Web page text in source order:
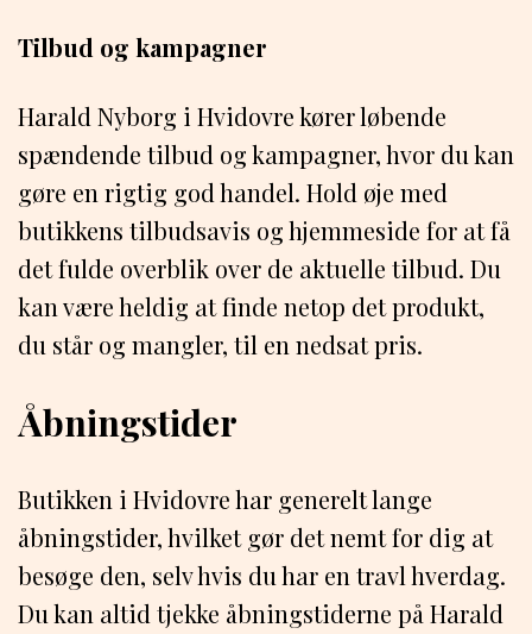
Tilbud og kampagner
Harald Nyborg i Hvidovre kører løbende
spændende tilbud og kampagner, hvor du kan
gøre en rigtig god handel. Hold øje med
butikkens tilbudsavis og hjemmeside for at få
det fulde overblik over de aktuelle tilbud. Du
kan være heldig at finde netop det produkt,
du står og mangler, til en nedsat pris.
Åbningstider
Butikken i Hvidovre har generelt lange
åbningstider, hvilket gør det nemt for dig at
besøge den, selv hvis du har en travl hverdag.
Du kan altid tjekke åbningstiderne på Harald